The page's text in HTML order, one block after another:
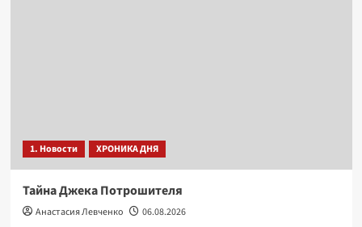
1. Новости ХРОНИКА ДНЯ
Тайна Джека Потрошителя
Анастасия Левченко 06.08.2026